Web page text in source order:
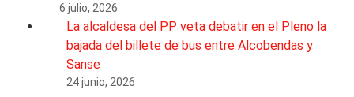
6 julio, 2026
La alcaldesa del PP veta debatir en el Pleno la
bajada del billete de bus entre Alcobendas y
Sanse
24 junio, 2026